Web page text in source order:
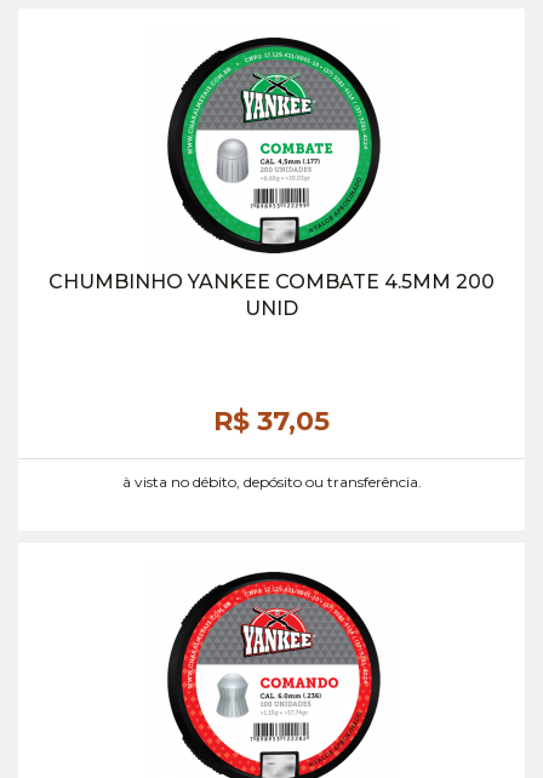
CHUMBINHO YANKEE COMBATE 4.5MM 200
UNID
R$ 37,05
à vista no débito, depósito ou transferência.